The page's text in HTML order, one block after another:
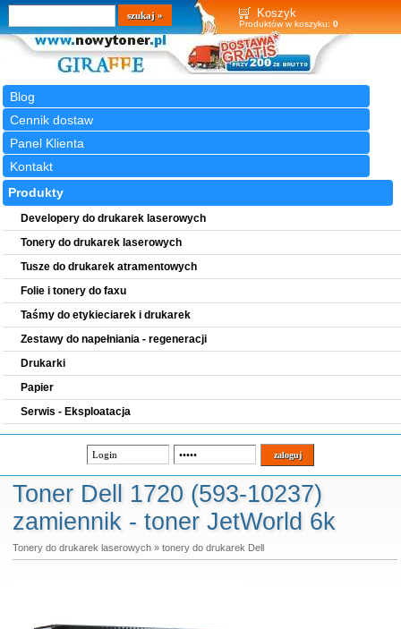
Koszyk
Produktów w koszyku: 0
Blog
Cennik dostaw
Panel Klienta
Kontakt
Wyszukiwarka
szukaj
Produkty
Developery do drukarek laserowych
Tonery do drukarek laserowych
Tusze do drukarek atramentowych
Folie i tonery do faxu
Taśmy do etykieciarek i drukarek
Zestawy do napełniania - regeneracji
Drukarki
Papier
Serwis - Eksploatacja
Toner Dell 1720 (593-10237)
zamiennik - toner JetWorld 6k
Tonery do drukarek laserowych» tonery do drukarek Dell